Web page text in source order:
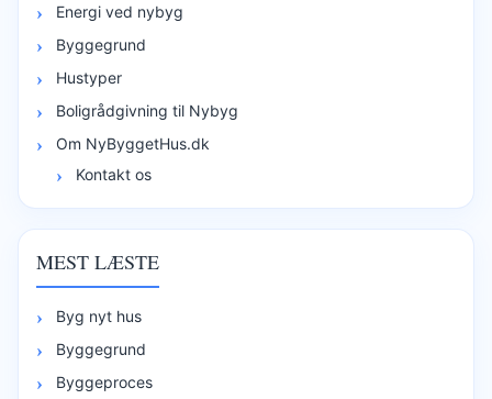
Energi ved nybyg
Byggegrund
Hustyper
Boligrådgivning til Nybyg
Om NyByggetHus.dk
Kontakt os
MEST LÆSTE
Byg nyt hus
Byggegrund
Byggeproces